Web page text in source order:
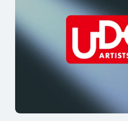
当日券情報
ERIK
THE GREATEST
NIGHT RANGER
CHET FAKER
TEDESCHI TRUCKS
BRYAN ADAMS